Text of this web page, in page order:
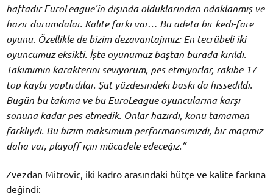
haftadır EuroLeague’in dışında olduklarından odaklanmış ve
hazır durumdalar. Kalite farkı var… Bu adeta bir kedi-fare
oyunu. Özellikle de bizim dezavantajımız: En tecrübeli iki
oyuncumuz eksikti. İşte oyunumuz baştan burada kırıldı.
Takımımın karakterini seviyorum, pes etmiyorlar, rakibe 17
top kaybı yaptırdılar. Şut yüzdesindeki baskı da hissedildi.
Bugün bu takıma ve bu EuroLeague oyuncularına karşı
sonuna kadar pes etmedik. Onlar hazırdı, konu tamamen
farklıydı. Bu bizim maksimum performansımızdı, bir maçımız
daha var, playoff için mücadele edeceğiz.”
Zvezdan Mitrovic, iki kadro arasındaki bütçe ve kalite farkına
değindi: